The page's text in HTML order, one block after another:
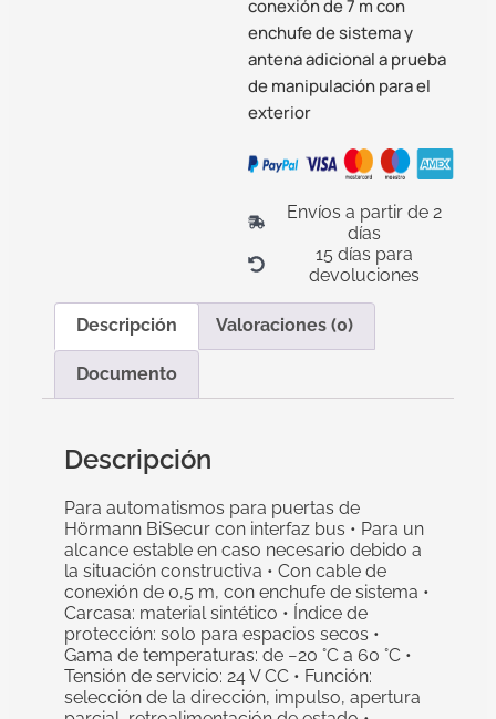
conexión de 7 m con
enchufe de sistema y
antena adicional a prueba
de manipulación para el
exterior
Envíos a partir de 2
días
15 días para
devoluciones
Descripción Valoraciones (0)
Documento
Descripción
Para automatismos para puertas de
Hörmann BiSecur con interfaz bus • Para un
alcance estable en caso necesario debido a
la situación constructiva • Con cable de
conexión de 0,5 m, con enchufe de sistema •
Carcasa: material sintético • Índice de
protección: solo para espacios secos •
Gama de temperaturas: de −20 °C a 60 °C •
Tensión de servicio: 24 V CC • Función:
selección de la dirección, impulso, apertura